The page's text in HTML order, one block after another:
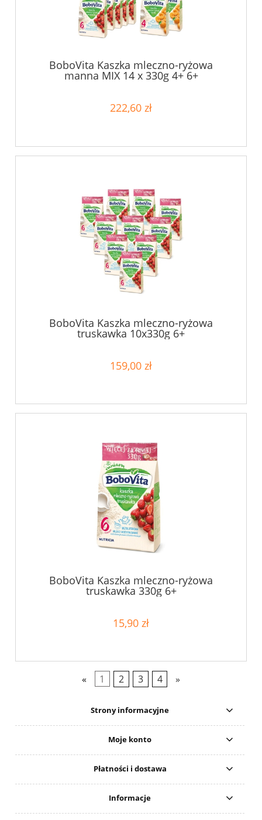
BoboVita Kaszka mleczno-ryżowa
manna MIX 14 x 330g 4+ 6+
222,60 zł
BoboVita Kaszka mleczno-ryżowa
truskawka 10x330g 6+
159,00 zł
BoboVita Kaszka mleczno-ryżowa
truskawka 330g 6+
15,90 zł
« 1 2 3 4 »
Strony informacyjne
Moje konto
Płatności i dostawa
Informacje